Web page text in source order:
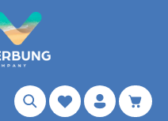
Merkzettel